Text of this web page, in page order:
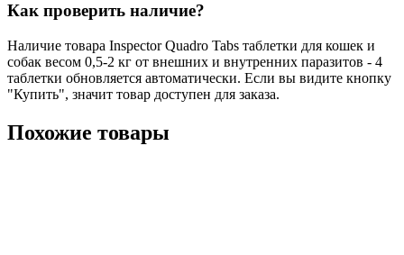
Как проверить наличие?
Наличие товара Inspector Quadro Tabs таблетки для кошек и
собак весом 0,5-2 кг от внешних и внутренних паразитов - 4
таблетки обновляется автоматически. Если вы видите кнопку
"Купить", значит товар доступен для заказа.
Похожие товары